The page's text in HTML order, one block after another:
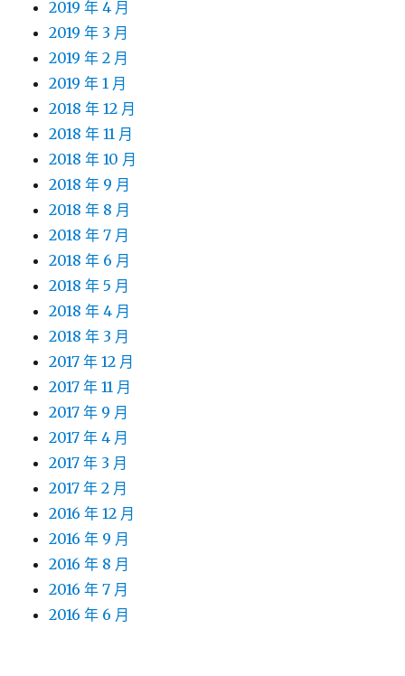
2019 年 4 月
2019 年 3 月
2019 年 2 月
2019 年 1 月
2018 年 12 月
2018 年 11 月
2018 年 10 月
2018 年 9 月
2018 年 8 月
2018 年 7 月
2018 年 6 月
2018 年 5 月
2018 年 4 月
2018 年 3 月
2017 年 12 月
2017 年 11 月
2017 年 9 月
2017 年 4 月
2017 年 3 月
2017 年 2 月
2016 年 12 月
2016 年 9 月
2016 年 8 月
2016 年 7 月
2016 年 6 月